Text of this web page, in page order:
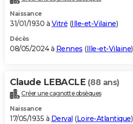
Naissance
31/01/1930 à Vitré (Ille-et-Vilaine)
Décès
08/05/2024 à Rennes (Ille-et-Vilaine)
Claude LEBACLE (88 ans)
Créer une cagnotte obsèques
Naissance
17/05/1935 à Derval (Loire-Atlantique)